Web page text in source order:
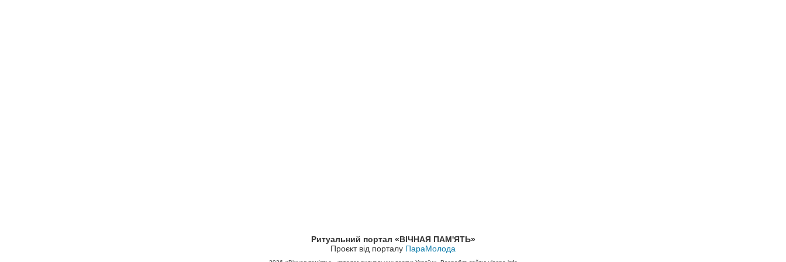
Ритуальний портал «ВІЧНАЯ ПАМ'ЯТЬ»
Проєкт від порталу ПараМолода